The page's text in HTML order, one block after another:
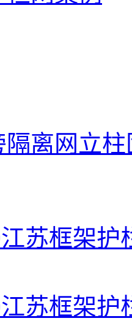
隔离网立
江苏框架护
江苏框架护